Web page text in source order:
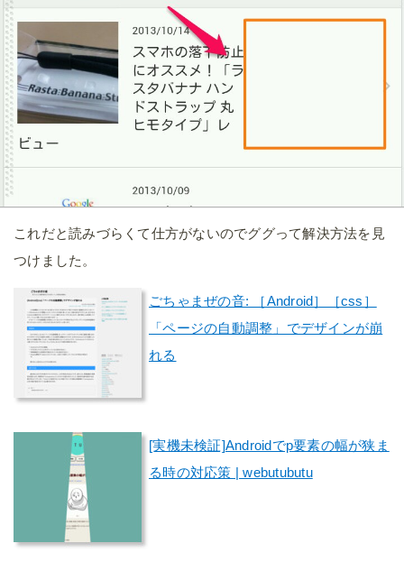
これだと読みづらくて仕方がないのでググって解決方法を見
つけました。
ごちゃまぜの音: ［Android］［css］
「ページの自動調整」でデザインが崩
れる
[実機未検証]Androidでp要素の幅が狭ま
る時の対応策 | webutubutu